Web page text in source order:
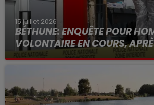
15 juillet 2026
BÉTHUNE: ENQUÊTE POUR
VOLONTAIRE EN COURS,
Selon les premiers éléments, le